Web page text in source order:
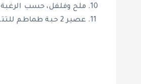
ملح وفلفل، حسب
عصير 2 حبة طماطم للتتبيلة.